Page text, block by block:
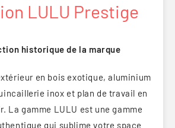
LULU Prestige
historique de la marque
en bois exotique, aluminium
inox et plan de travail en
La gamme LULU est une gamme
qui sublime votre space